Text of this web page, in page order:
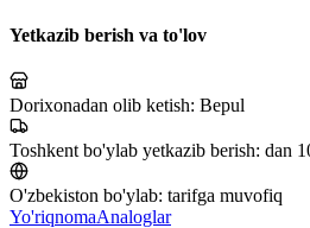
Yetkazib berish va to'lov
Dorixonadan olib ketish: Bepul
Toshkent bo'ylab yetkazib berish: dan
O'zbekiston bo'ylab: tarifga muvofiq
Yo'riqnomaAnaloglar